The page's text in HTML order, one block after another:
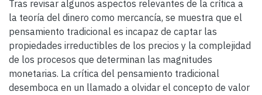
Tras revisar algunos aspectos relevantes de la crítica a
la teoría del dinero como mercancía, se muestra que el
pensamiento tradicional es incapaz de captar las
propiedades irreductibles de los precios y la complejidad
de los procesos que determinan las magnitudes
monetarias. La crítica del pensamiento tradicional
desemboca en un llamado a olvidar el concepto de valor